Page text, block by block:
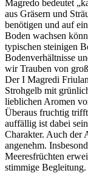
Magredo bedeutet
aus Gräsern und
benötigen und auf
Boden wachsen
typischen steinigen
Bodenverhältnisse
wir Trauben von
Der I Magredi
Strohgelb mit
lieblichen Aromen
Überaus fruchtig
auffällig ist dabei
Charakter. Auch der
angenehm.
Meeresfrüchten
stimmige Begleitung.